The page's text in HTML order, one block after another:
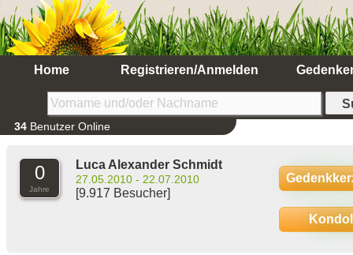
Home Registrieren/Anmelden
34 Benutzer Online
0
Jahre
Luca Alexander Schmidt
27.05.2010 - 22.07.2010
[9.917 Besucher]